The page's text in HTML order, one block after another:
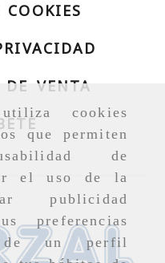
cookies
que permiten
de
el uso de la
publicidad
preferencias
un perfil
VENTA